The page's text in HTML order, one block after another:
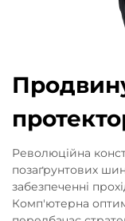
Революційна
позаґрунтових
забезпеченні
Комп'ютерна